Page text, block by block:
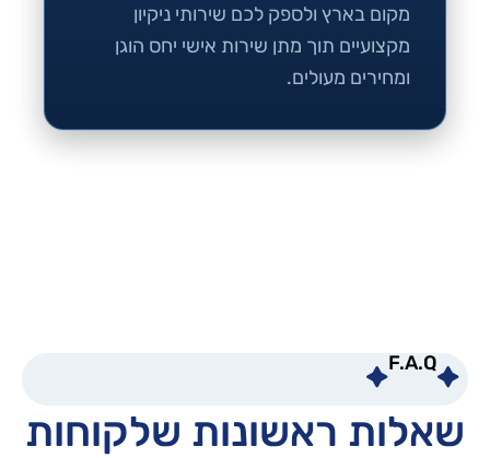
מקום בארץ ולספק לכם שירותי ניקיון
מקצועיים תוך מתן שירות אישי יחס הוגן
ומחירים מעולים.
F.A.Q
שאלות ראשונות שלקוחות